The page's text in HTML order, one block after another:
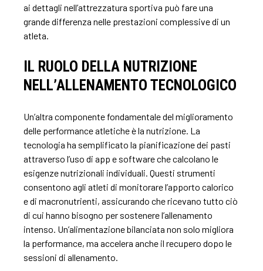
ai dettagli nell’attrezzatura sportiva può fare una
grande differenza nelle prestazioni complessive di un
atleta.
IL RUOLO DELLA NUTRIZIONE
NELL’ALLENAMENTO TECNOLOGICO
Un’altra componente fondamentale del miglioramento
delle performance atletiche è la nutrizione. La
tecnologia ha semplificato la pianificazione dei pasti
attraverso l’uso di app e software che calcolano le
esigenze nutrizionali individuali. Questi strumenti
consentono agli atleti di monitorare l’apporto calorico
e di macronutrienti, assicurando che ricevano tutto ciò
di cui hanno bisogno per sostenere l’allenamento
intenso. Un’alimentazione bilanciata non solo migliora
la performance, ma accelera anche il recupero dopo le
sessioni di allenamento.